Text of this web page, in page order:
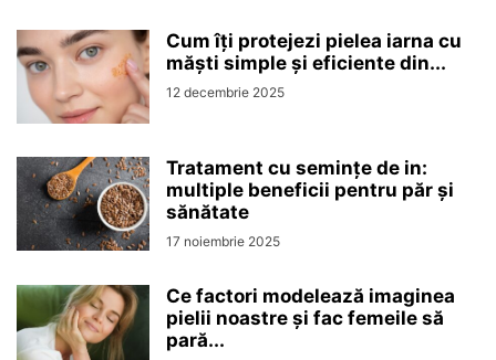
Cum îți protejezi pielea iarna cu
măști simple și eficiente din...
12 decembrie 2025
Tratament cu semințe de in:
multiple beneficii pentru păr și
sănătate
17 noiembrie 2025
Ce factori modelează imaginea
pielii noastre și fac femeile să
pară...